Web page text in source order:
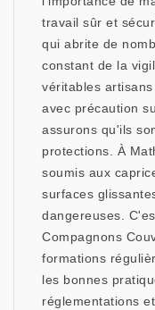
travail sûr et
qui abrite de
constant de la
véritables
avec précaution
assurons qu'ils
protections. À
soumis aux
surfaces
dangereuses.
Compagnons
formations
les bonnes
réglementations